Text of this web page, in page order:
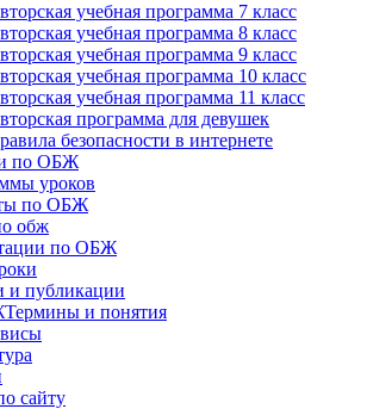
учебная программа 7 класс
учебная программа 8 класс
учебная программа 9 класс
учебная программа 10 класс
учебная программа 11 класс
программа для девушек
безопасности в интернете
по ОБЖ
уроков
по ОБЖ
обж
по ОБЖ
и публикации
Термины и понятия
сайту